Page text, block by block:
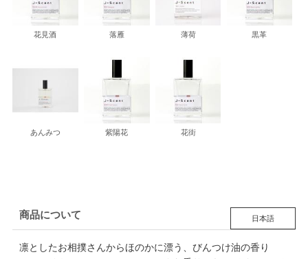
花見酒 落雁 薄荷 黒革
あんみつ 紫陽花 花街
商品について 日本語
凛としたお相撲さんからほのかに漂う、びんつけ油の香り